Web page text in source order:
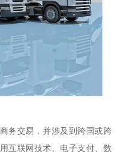
务交易，并涉及到跨国或跨
互联网技术、电子支付、数